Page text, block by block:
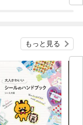
もっと見る